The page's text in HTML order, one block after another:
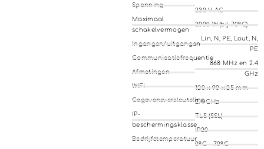
230 V AC
2000 W (bij 70°C)
Lin, N, PE, Lout, N,
PE
868 MHz en 2.4
GHz
120 x 90 x 25 mm
2.4 GHz
TLS (SSL)
IP20
0°C - 70°C
Spanning
Maximaal
schakelvermogen
Ingangen/uitgangen
Communicatiefrequentie
Afmetingen
WiFi
Gegevensversleuteling
IP-
beschermingsklasse
Bedrijfstemperatuur